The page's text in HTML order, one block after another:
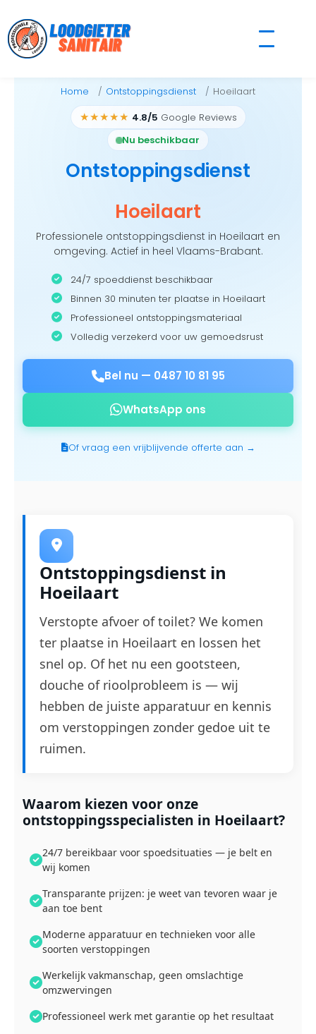
to
content
Home Ontstoppingsdienst Hoeilaart
★★★★★ 4.8/5 Google Reviews
Nu beschikbaar
Ontstoppingsdienst
Hoeilaart
Professionele ontstoppingsdienst in Hoeilaart en
omgeving. Actief in heel Vlaams-Brabant.
24/7 spoeddienst beschikbaar
Binnen 30 minuten ter plaatse in Hoeilaart
Professioneel ontstoppingsmateriaal
Volledig verzekerd voor uw gemoedsrust
Bel nu — 0487 10 81 95
WhatsApp ons
Of vraag een vrijblijvende offerte aan →
Ontstoppingsdienst in
Hoeilaart
Verstopte afvoer of toilet? We komen
ter plaatse in Hoeilaart en lossen het
snel op. Of het nu een gootsteen,
douche of rioolprobleem is — wij
hebben de juiste apparatuur en kennis
om verstoppingen zonder gedoe uit te
ruimen.
Waarom kiezen voor onze
ontstoppingsspecialisten in Hoeilaart?
24/7 bereikbaar voor spoedsituaties — je belt en
wij komen
Transparante prijzen: je weet van tevoren waar je
aan toe bent
Moderne apparatuur en technieken voor alle
soorten verstoppingen
Werkelijk vakmanschap, geen omslachtige
omzwervingen
Professioneel werk met garantie op het resultaat